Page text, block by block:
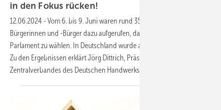
in den Fokus rücken!
12.06.2024 -Vom 6. bis 9. Juni waren rund 350 Millionen EU-
Bürgerinnen und -Bürger dazu aufgerufen, das 10. Europäische
Parlament zu wählen. In Deutschland wurde am 9. Juni abgestimmt.
Zu den Ergebnissen erklärt Jörg Dittrich, Präsident des
Zentralverbandes des Deutschen Handwerks